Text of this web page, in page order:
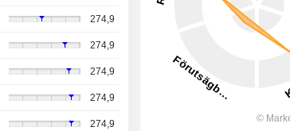
274,9
274,9
274,9
274,9
274,9